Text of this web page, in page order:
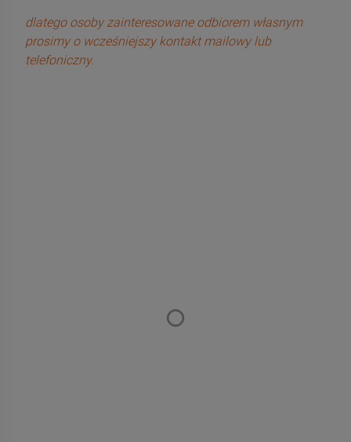
dlatego osoby zainteresowane odbiorem własnym
prosimy o wcześniejszy kontakt mailowy lub
telefoniczny.